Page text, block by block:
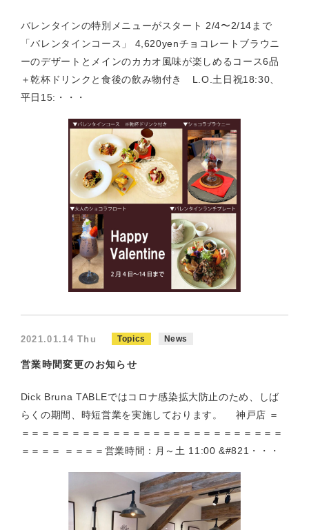
バレンタインの特別メニューがスタート 2/4〜2/14まで
「バレンタインコース」 4,620yenチョコレートブラウニ
ーのデザートとメインのカカオ風味が楽しめるコース6品
＋乾杯ドリンクと食後の飲み物付き L.O.土日祝18:30、
平日15:・・・
2021.01.14 Thu Topics News
営業時間変更のお知らせ
Dick Bruna TABLEではコロナ感染拡大防止のため、しば
らくの期間、時短営業を実施しております。 神戸店 ＝
＝＝＝＝＝＝＝＝＝＝＝＝＝＝＝＝＝＝＝＝＝＝＝＝＝＝
＝＝＝＝ ＝＝＝＝営業時間：月～土 11:00 &#821・・・